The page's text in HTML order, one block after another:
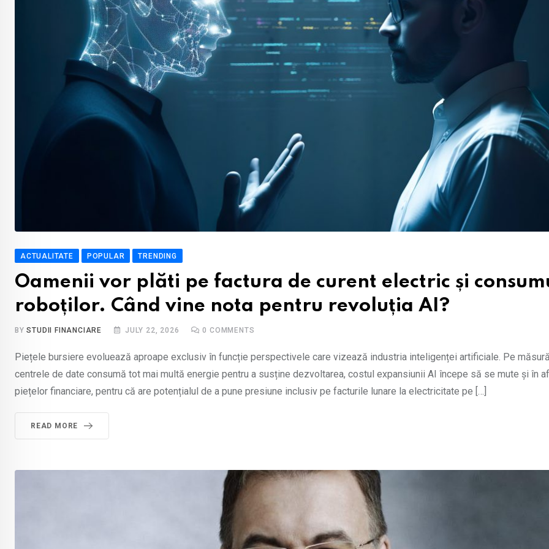
ACTUALITATE POPULAR TRENDING
Oamenii vor plăti pe factura de curent electric și
roboților. Când vine nota pentru revoluția AI?
BYSTUDII FINANCIARE JULY 22, 2026 0 COMMENTS
Piețele bursiere evoluează aproape exclusiv în funcție perspectivele care vizează industria inteligenței artificiale. Pe
centrele de date consumă tot mai multă energie pentru a susține dezvoltarea, costul expansiunii AI începe să se mute și în
piețelor financiare, pentru că are potențialul de a pune presiune inclusiv pe facturile lunare la electricitate pe […]
READ MORE